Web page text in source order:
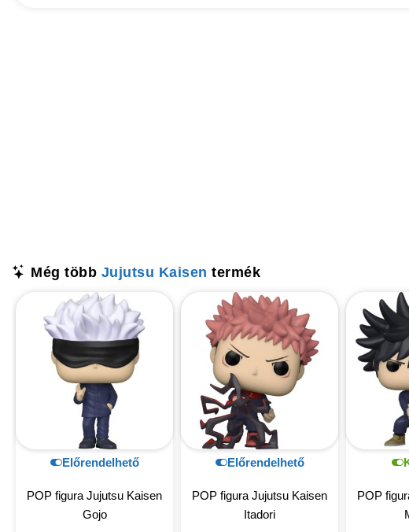
Még több Jujutsu Kaisen termék
Előrendelhető
POP figura Jujutsu Kaisen
Gojo
Előrendelhető
POP figura Jujutsu Kaisen
Itadori
POP